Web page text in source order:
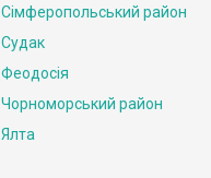
Сімферопольський район
Судак
Феодосія
Чорноморський район
Ялта